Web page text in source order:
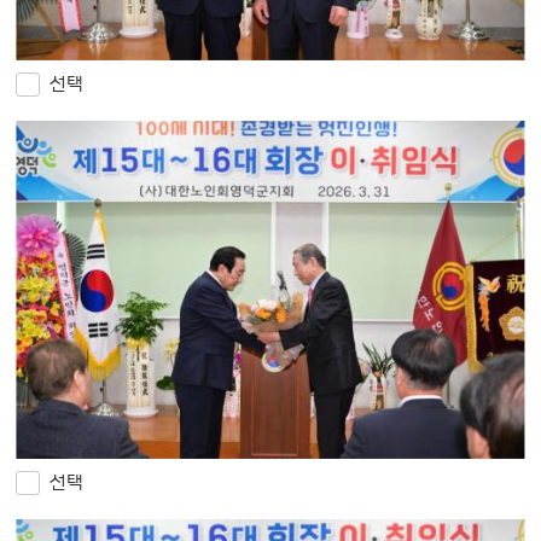
선택
선택